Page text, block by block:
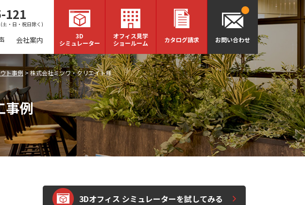
121
・日・祝日除く)
会社案内
3D
シミュレーター
オフィス見学
ショールーム
カタログ請求 お問い合わせ
ト事例 >株式会社ミツワ・クリエイト様
事例
3Dオフィス シミュレーターを試してみる